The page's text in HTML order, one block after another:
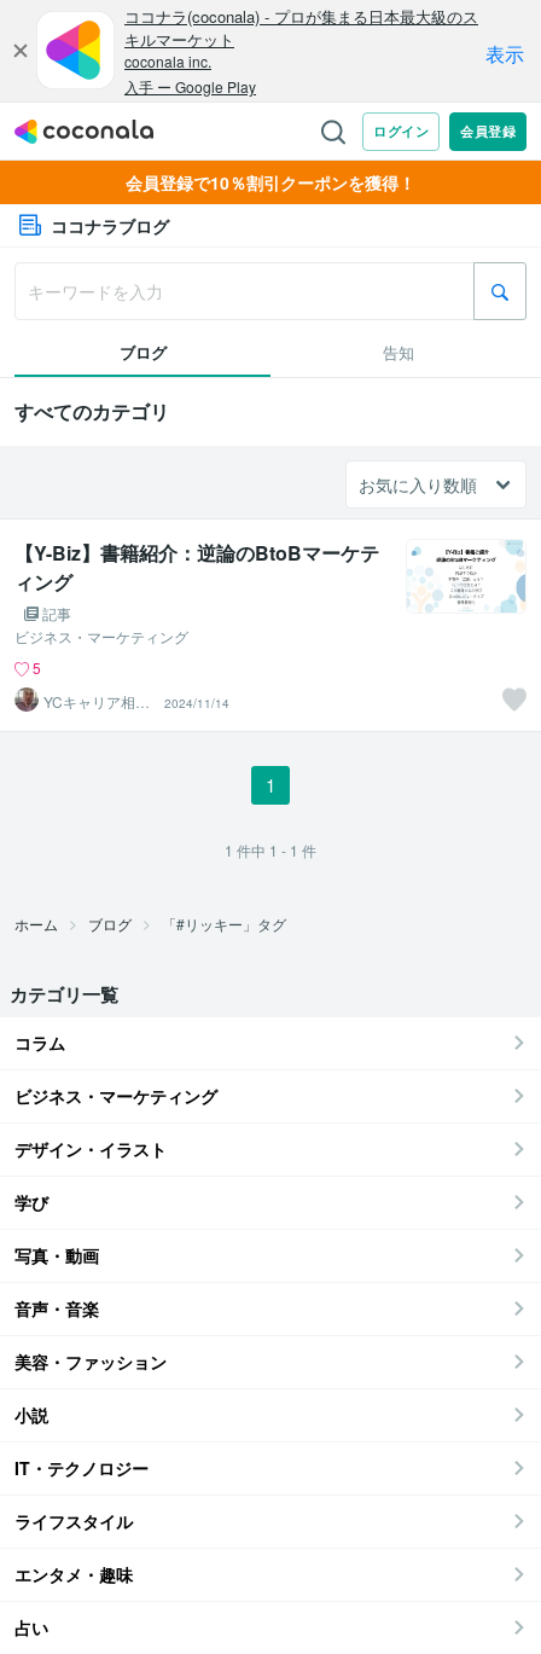
会員登録で10％割引クーポンを獲得！
ココナラブログ
ブログ 告知
すべてのカテゴリ
【Y-Biz】書籍紹介：逆論のBtoBマーケテ
ィング
記事
ビジネス・マーケティング
5
YCキャリア相談
2024/11/14
1
1 件中 1 - 1 件
ホーム ブログ 「#リッキー」タグ
カテゴリ一覧
コラム
ビジネス・マーケティング
デザイン・イラスト
学び
写真・動画
音声・音楽
美容・ファッション
小説
IT・テクノロジー
ライフスタイル
エンタメ・趣味
占い